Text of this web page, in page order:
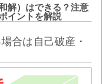
解）はできる？注意
イントを解説
合は自己破産・